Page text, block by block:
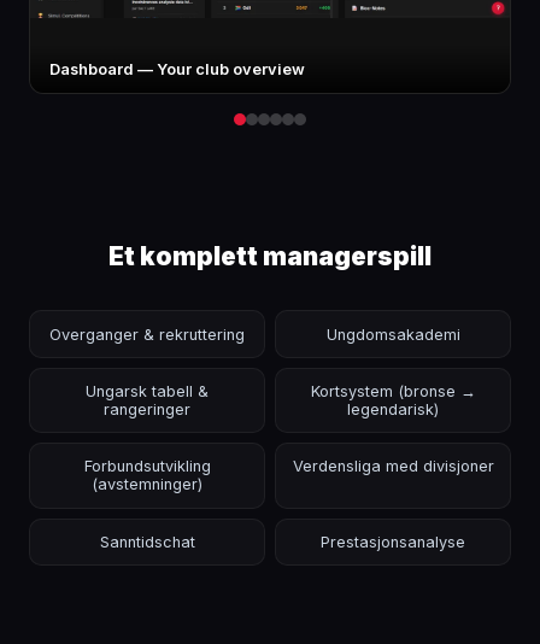
Athlete card — Stats, specialty, potential
Et komplett managerspill
Overganger & rekruttering Ungdomsakademi
Ungarsk tabell &
rangeringer
Kortsystem (bronse →
legendarisk)
Forbundsutvikling
(avstemninger)
Verdensliga med divisjoner
Sanntidschat Prestasjonsanalyse